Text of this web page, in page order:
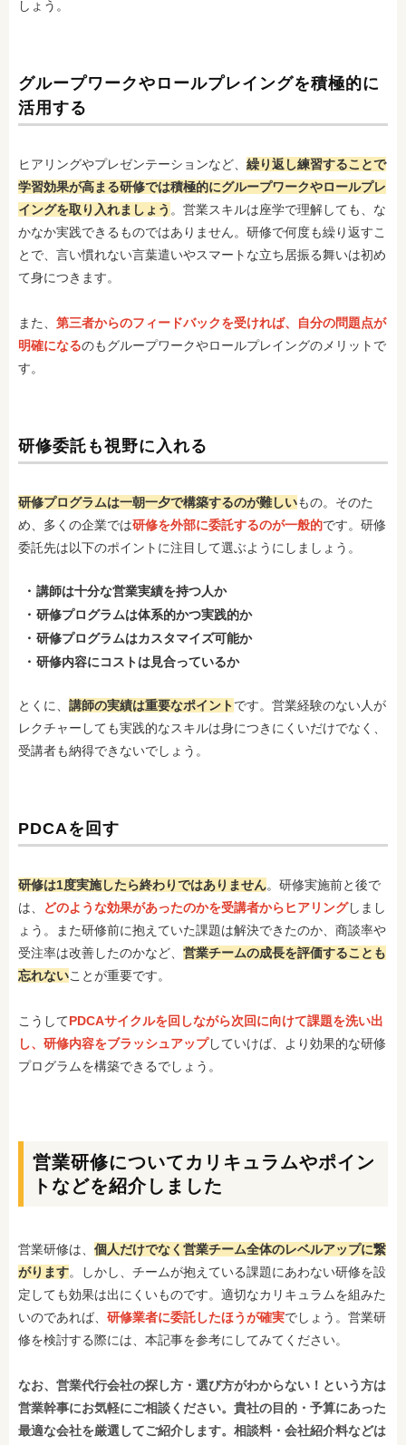
しょう。
グループワークやロールプレイングを積極的に
活用する
ヒアリングやプレゼンテーションなど、 繰り返し練習することで
学習効果が高まる研修では積極的にグループワークやロールプレ
イングを取り入れましょう 。営業スキルは座学で理解しても、な
かなか実践できるものではありません。研修で何度も繰り返すこ
とで、言い慣れない言葉遣いやスマートな立ち居振る舞いは初め
て身につきます。
また、 第三者からのフィードバックを受ければ、自分の問題点が
明確になるのもグループワークやロールプレイングのメリットで
す。
研修委託も視野に入れる
研修プログラムは一朝一夕で構築するのが難しいもの。そのた
め、多くの企業では研修を外部に委託するのが一般的です。研修
委託先は以下のポイントに注目して選ぶようにしましょう。
講師は十分な営業実績を持つ人か
研修プログラムは体系的かつ実践的か
研修プログラムはカスタマイズ可能か
研修内容にコストは見合っているか
とくに、 講師の実績は重要なポイントです。営業経験のない人が
レクチャーしても実践的なスキルは身につきにくいだけでなく、
受講者も納得できないでしょう。
PDCAを回す
研修は1度実施したら終わりではありません。研修実施前と後で
は、
どのような効果があったのかを受講者からヒアリングしまし
ょう。また研修前に抱えていた課題は解決できたのか、商談率や
受注率は改善したのかなど、 営業チームの成長を評価することも
忘れないことが重要です。
こうしてPDCAサイクルを回しながら次回に向けて課題を洗い出
し、研修内容をブラッシュアップしていけば、より効果的な研修
プログラムを構築できるでしょう。
営業研修についてカリキュラムやポイン
トなどを紹介しました
営業研修は、 個人だけでなく営業チーム全体のレベルアップに繋
がります。しかし、チームが抱えている課題にあわない研修を設
定しても効果は出にくいものです。適切なカリキュラムを組みた
いのであれば、 研修業者に委託したほうが確実でしょう。営業研
修を検討する際には、本記事を参考にしてみてください。
なお、営業代行会社の探し方・選び方がわからない！という方は
営業幹事にお気軽にご相談ください。貴社の目的・予算にあった
最適な会社を厳選してご紹介します。相談料・会社紹介料などは